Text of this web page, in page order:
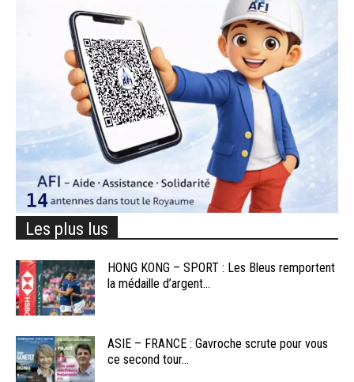
Les plus lus
HONG KONG – SPORT : Les Bleus remportent
la médaille d’argent...
ASIE – FRANCE : Gavroche scrute pour vous
ce second tour...